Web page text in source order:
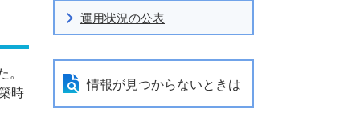
。
時
運用状況の公表
情報が見つからないときは